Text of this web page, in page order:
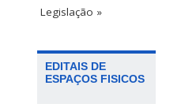
Legislação »
EDITAIS DE
ESPAÇOS FISICOS